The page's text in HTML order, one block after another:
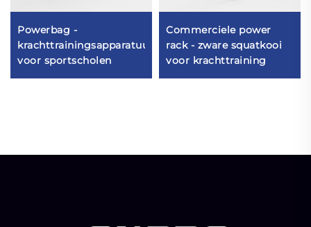
Powerbag -
krachttrainingsapparatuur
voor sportscholen
Commerciele power
rack - zware squatkooi
voor krachttraining